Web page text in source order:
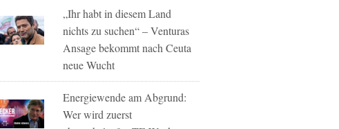
„Ihr habt in diesem Land
nichts zu suchen“ – Venturas
Ansage bekommt nach Ceuta
neue Wucht
Energiewende am Abgrund:
Wer wird zuerst